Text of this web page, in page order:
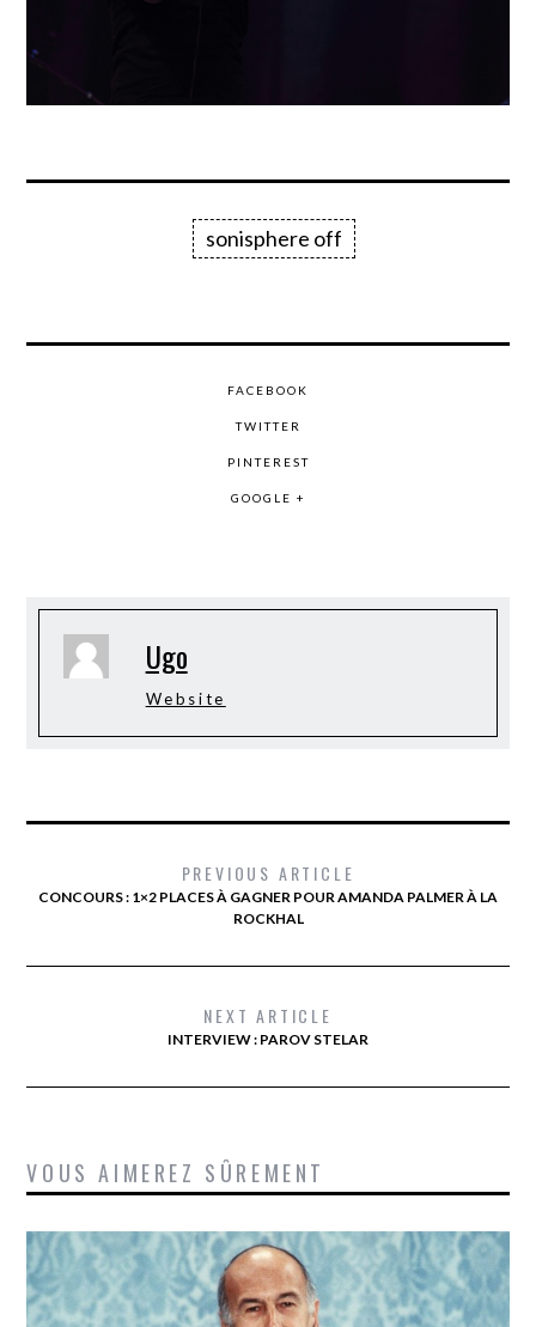
sonisphere off
FACEBOOK
TWITTER
PINTEREST
GOOGLE +
Ugo
Website
PREVIOUS ARTICLE
CONCOURS : 1×2 PLACES À GAGNER POUR AMANDA PALMER À LA
ROCKHAL
NEXT ARTICLE
INTERVIEW : PAROV STELAR
VOUS AIMEREZ SÛREMENT